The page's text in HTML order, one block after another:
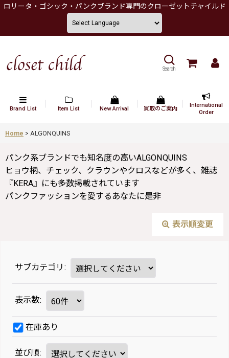
ロリータ・ゴシック・パンクブランド専門のクローゼットチャイルド
Search
Brand List Item List New Arrival 買取のご案内
International
Order
Home > ALGONQUINS
パンク系ブランドでも知名度の高いALGONQUINS
ヒョウ柄、チェック、クラウンやクロスなどが多く、雑誌
『KERA』にも多数掲載されています
パンクファッションを愛するあなたに是非
表示順変更
サブカテゴリ :
表示数:
在庫あり
並び順: